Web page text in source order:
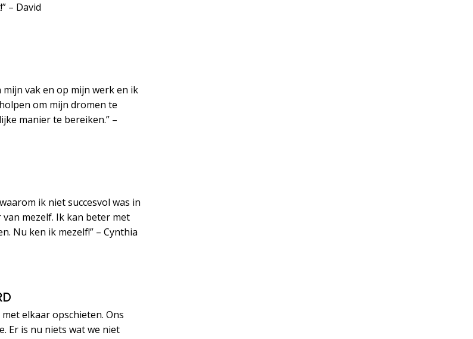
– David
mijn vak en op mijn werk en ik
om mijn dromen te
manier te bereiken.” –
ik niet succesvol was in
mezelf. Ik kan beter met
Nu ken ik mezelf!” – Cynthia
elkaar opschieten. Ons
Er is nu niets wat we niet